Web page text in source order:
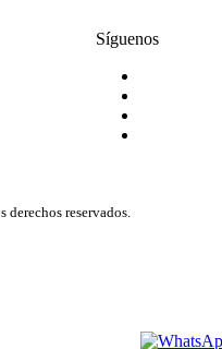
Síguenos
derechos reservados.